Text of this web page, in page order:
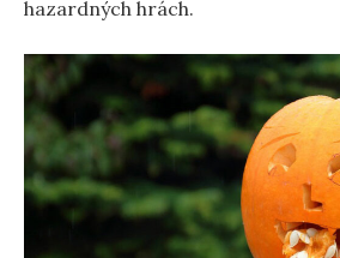
hazardných hrách.